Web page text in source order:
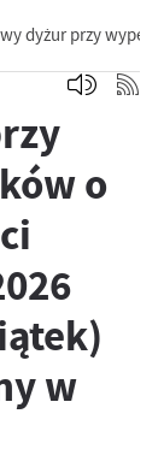
dyżur przy
o
w